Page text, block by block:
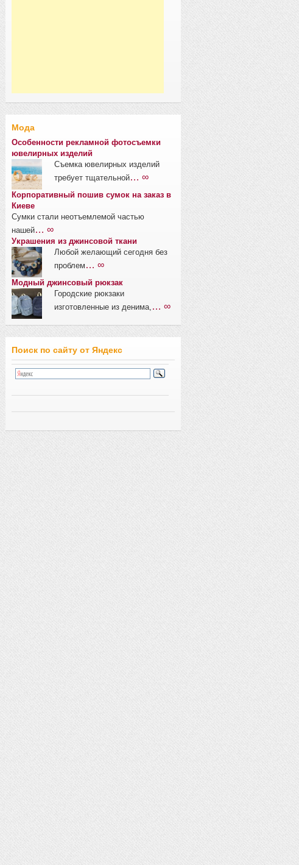
Мода
Особенности рекламной фотосъемки
ювелирных изделий
Съемка ювелирных изделий
требует тщательной… ∞
Корпоративный пошив сумок на заказ в
Киеве
Сумки стали неотъемлемой частью
нашей… ∞
Украшения из джинсовой ткани
Любой желающий сегодня без
проблем … ∞
Модный джинсовый рюкзак
Городские рюкзаки
изготовленные из денима, … ∞
Поиск по сайту от Яндекс